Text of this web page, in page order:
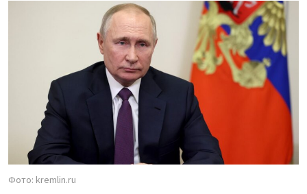
Фото: kremlin.ru